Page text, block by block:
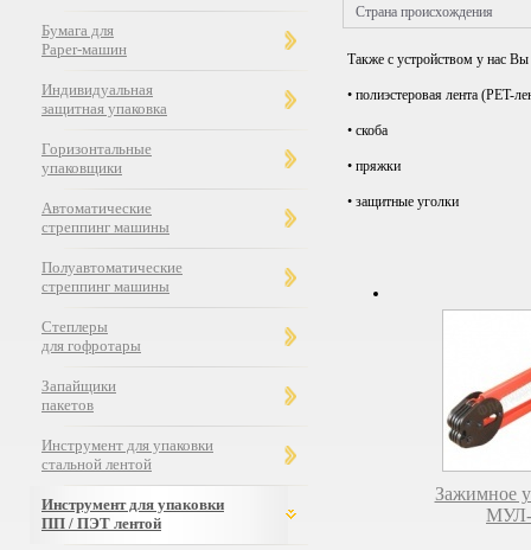
Бумага для
Paper-машин
Индивидуальная
защитная упаковка
Горизонтальные
упаковщики
Автоматические
стреппинг машины
Полуавтоматические
стреппинг машины
Степлеры
для гофротары
Запайщики
пакетов
Инструмент для упаковки
стальной лентой
Инструмент для упаковки
ПП / ПЭТ лентой
Страна происхождения
Также с устройством у нас
• полиэстеровая лента (PET-
• скоба
• пряжки
• защитные уголки
Зажимное
МУЛ-